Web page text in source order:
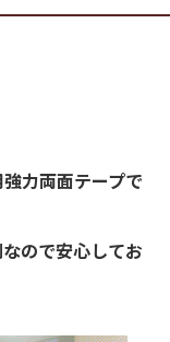
力両面テープで
ので安心してお